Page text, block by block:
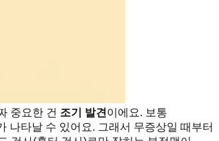
중요한 건 조기 발견 이에요. 보통
나타날 수 있어요. 그래서 무증상일 때부터